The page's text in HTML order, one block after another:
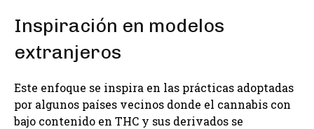
Inspiración en modelos
extranjeros
Este enfoque se inspira en las prácticas adoptadas
por algunos países vecinos donde el cannabis con
bajo contenido en THC y sus derivados se